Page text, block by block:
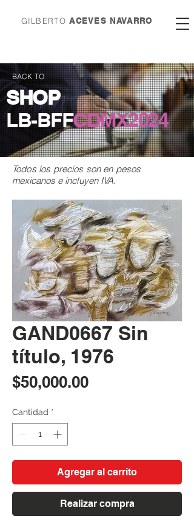
GILBERTOACEVES NAVARRO
BACK TO
SHOP
LB-BFFCDMX2024
Todos los precios son en pesos
mexicanos e incluyen IVA.
GAND0667 Sin
título, 1976
$50,000.00Precio
Cantidad *
Agregar al carrito
Realizar compra